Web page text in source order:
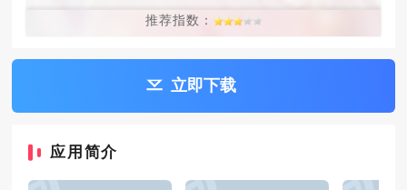
推荐指数：
立即下载
应用简介